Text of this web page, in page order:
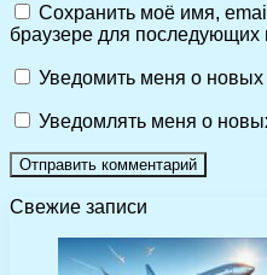
Сохранить моё имя,
браузере для последующих
Уведомить меня о
Уведомлять меня о
Свежие записи